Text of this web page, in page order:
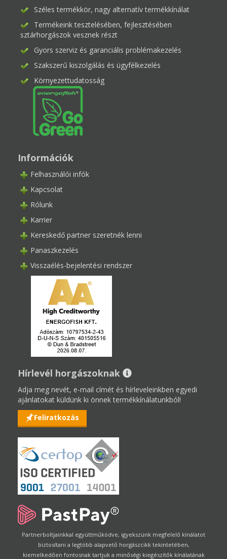
Széles termékkör, nagy alternatív termékkínálat
Termékeink tesztelésében, fejlesztésében
sztárhorgászok vesznek részt
Gyors szerviz és garanciális problémakezelés
Szakszerű kiszolgálás és ügyfélkezelés
Környezettudatosság
Információk
Felhasználói infók
Kapcsolat
Rólunk
Karrier
Kereskedő partner szeretnék lenni
Panaszkezelés
Visszaélés-bejelentési rendszer
Hírlevél horgászoknak
Adja meg nevét, e-mail címét és hírleveleinkben egyedi
ajánlatokat küldünk ki önnek termékkínálatunkból!
Feliratkozás
Partnerboltjainkkal együttműködve, igyekszünk megfelelő kínálatot
biztosítani a legtöbb alapvető horgászcikk tekintetében,
kiemelkedően fontosnak tartjuk a minőségi kiegészítők kínálatának